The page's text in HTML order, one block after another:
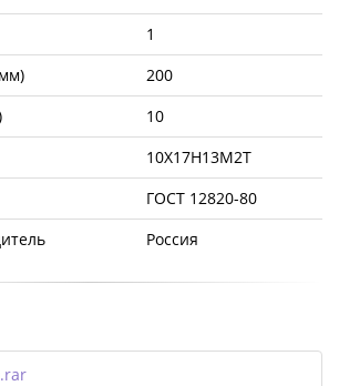
1
200
10
10Х17Н13М2Т
ГОСТ 12820-80
Россия